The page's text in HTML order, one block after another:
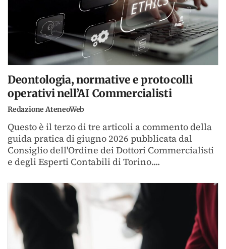
Deontologia, normative e protocolli
operativi nell’AI Commercialisti
Redazione AteneoWeb
Questo è il terzo di tre articoli a commento della
guida pratica di giugno 2026 pubblicata dal
Consiglio dell'Ordine dei Dottori Commercialisti
e degli Esperti Contabili di Torino....